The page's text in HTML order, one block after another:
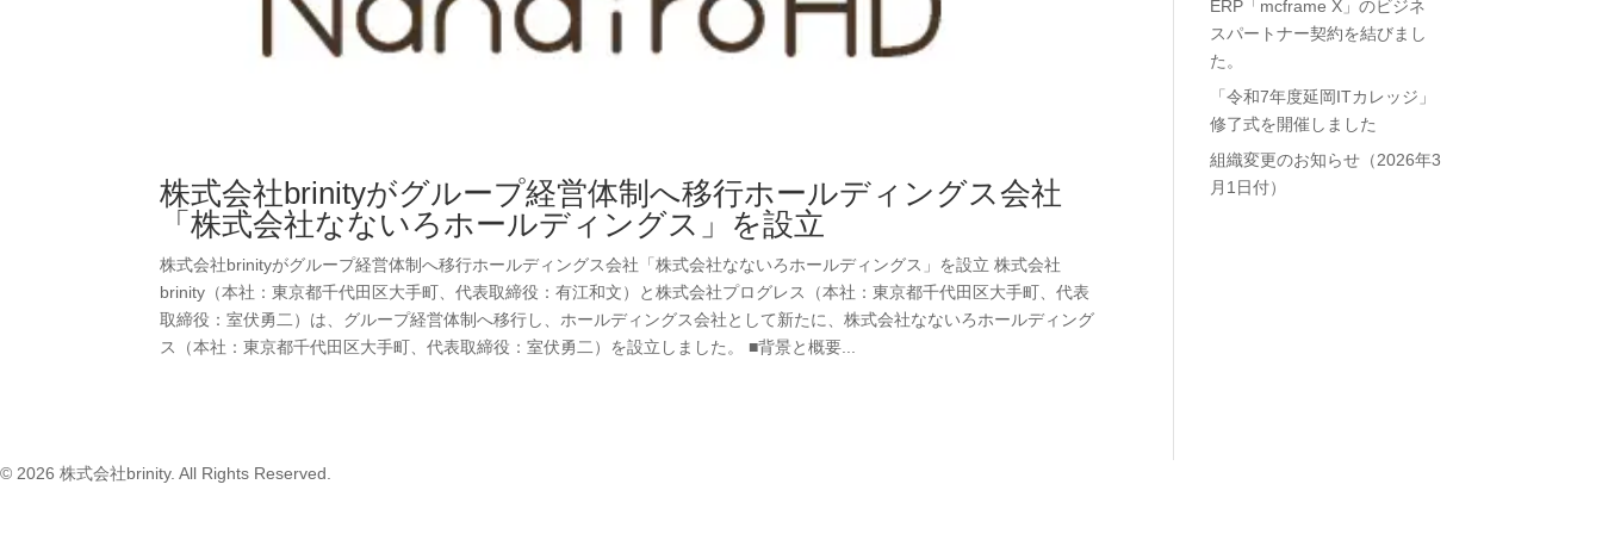
株式会社brinityがグループ経営体制へ移行ホールディングス会社
「株式会社なないろホールディングス」を設立
株式会社brinityがグループ経営体制へ移行ホールディングス会社「株式会社なないろホールディングス」を設立 株式会社
brinity（本社：東京都千代田区大手町、代表取締役：有江和文）と株式会社プログレス（本社：東京都千代田区大手町、代表
取締役：室伏勇二）は、グループ経営体制へ移行し、ホールディングス会社として新たに、株式会社なないろホールディング
ス（本社：東京都千代田区大手町、代表取締役：室伏勇二）を設立しました。 ■背景と概要...
ERP「mcframe X」のビジネ
スパートナー契約を結びまし
た。
「令和7年度延岡ITカレッジ」
修了式を開催しました
組織変更のお知らせ（2026年3
月1日付）
© 2026 株式会社brinity. All Rights Reserved.